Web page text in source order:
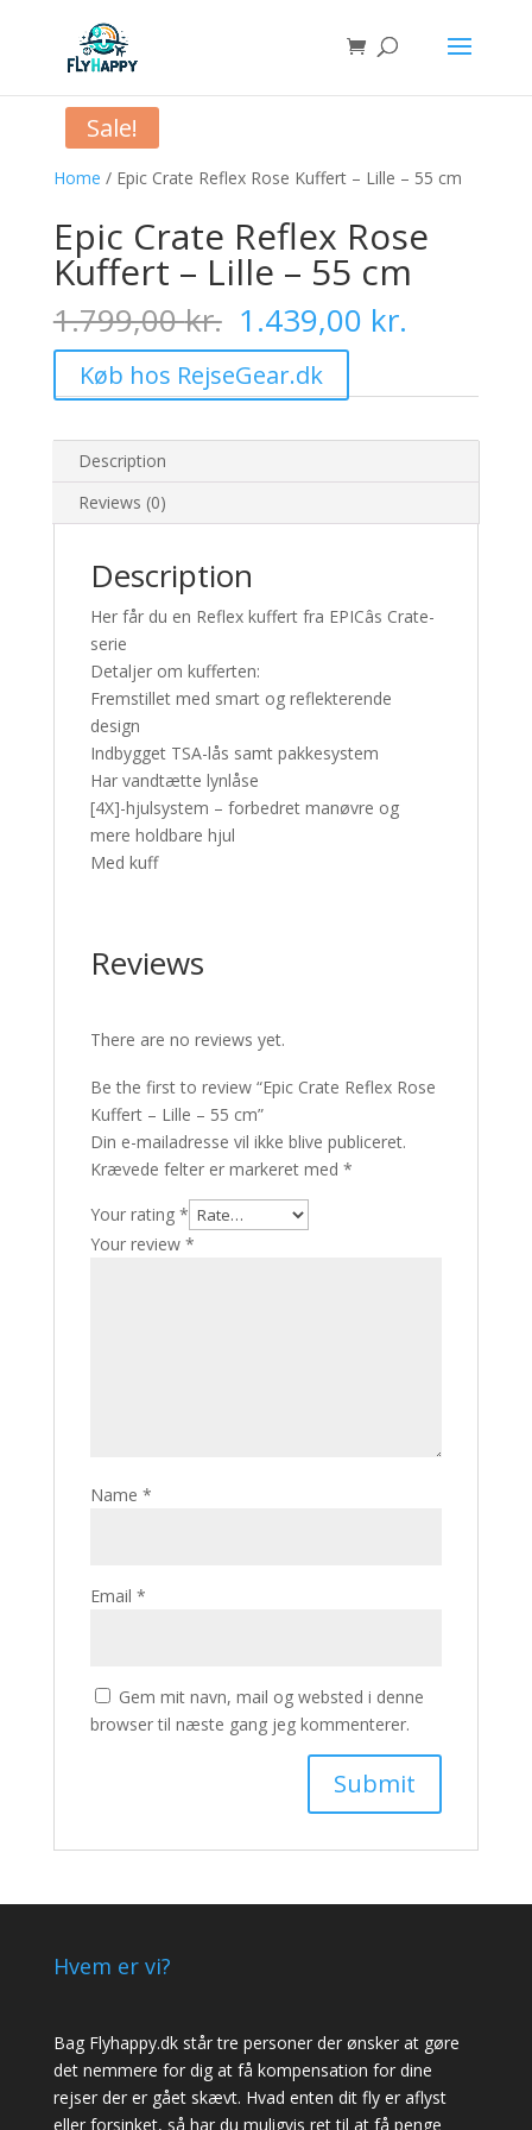
Home / Epic Crate Reflex Rose Kuffert – Lille – 55 cm
Sale!
Epic Crate Reflex Rose
Kuffert – Lille – 55 cm
1.799,00kr. Original
price
was:
1.799,00 kr..
1.439,00 kr.
Køb hos RejseGear.dk
Description
Reviews (0)
Description
Her får du en Reflex kuffert fra EPICâs Crate-
serie
Detaljer om kufferten:
Fremstillet med smart og reflekterende
design
Indbygget TSA-lås samt pakkesystem
Har vandtætte lynlåse
[4X]-hjulsystem – forbedret manøvre og
mere holdbare hjul
Med kuff
Reviews
There are no reviews yet.
Be the first to review “Epic Crate Reflex Rose
Kuffert – Lille – 55 cm”
Din e-mailadresse vil ikke blive publiceret.
Krævede felter er markeret med *
Your rating *
Your review *
Name *
Email *
Gem mit navn, mail og websted i denne
browser til næste gang jeg kommenterer.
Hvem er vi?
Bag Flyhappy.dk står tre personer der ønsker at gøre
det nemmere for dig at få kompensation for dine
rejser der er gået skævt. Hvad enten dit fly er aflyst
eller forsinket, så har du muligvis ret til at få penge